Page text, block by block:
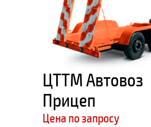
ЦТТМ Автовоз
Прицеп
Цена по запросу